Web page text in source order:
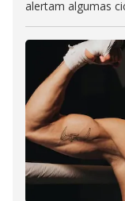
alertam algumas